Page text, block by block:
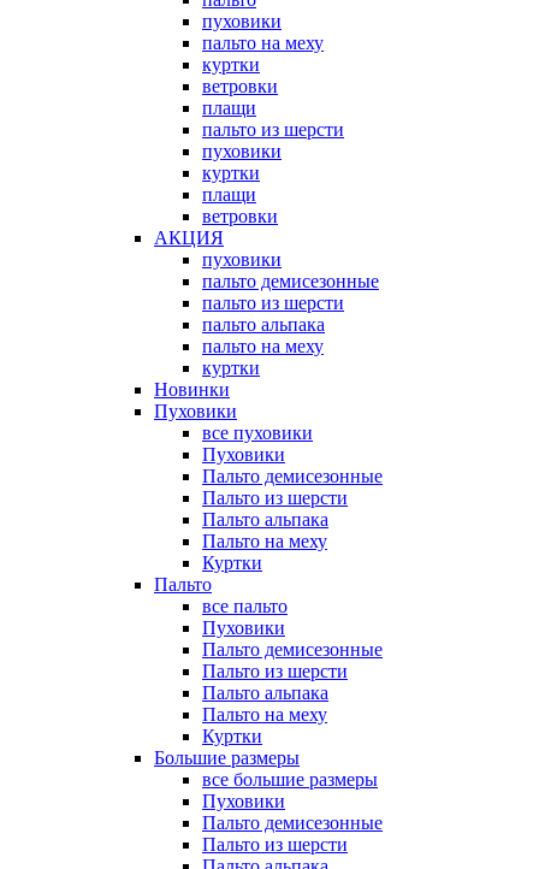
пуховики
пальто на меху
куртки
ветровки
плащи
пальто из шерсти
пуховики
куртки
плащи
ветровки
АКЦИЯ
пуховики
пальто демисезонные
пальто из шерсти
пальто альпака
пальто на меху
куртки
Новинки
Пуховики
все пуховики
Пуховики
Пальто демисезонные
Пальто из шерсти
Пальто альпака
Пальто на меху
Куртки
Пальто
все пальто
Пуховики
Пальто демисезонные
Пальто из шерсти
Пальто альпака
Пальто на меху
Куртки
Большие размеры
все большие размеры
Пуховики
Пальто демисезонные
Пальто из шерсти